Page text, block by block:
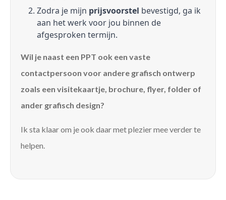
Zodra je mijn prijsvoorstel bevestigd, ga ik
aan het werk voor jou binnen de
afgesproken termijn.
Wil je naast een PPT ook een vaste
contactpersoon voor andere grafisch ontwerp
zoals een visitekaartje, brochure, flyer, folder of
ander grafisch design?
Ik sta klaar om je ook daar met plezier mee verder te
helpen.